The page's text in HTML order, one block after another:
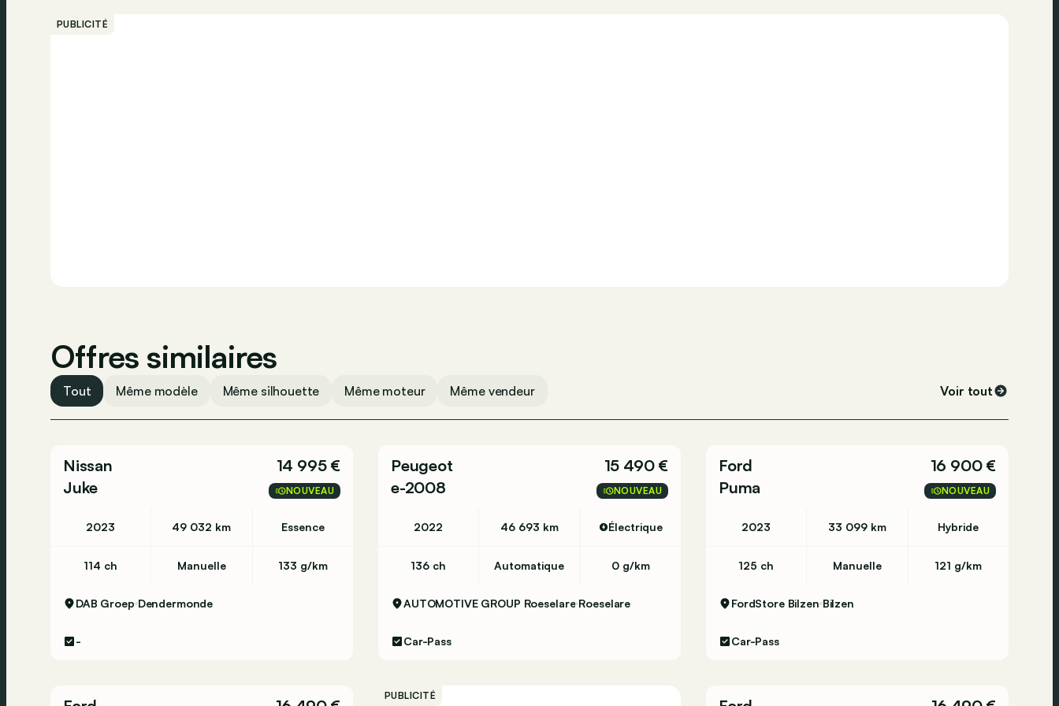
PUBLICITÉ
Offres similaires
Tout Même modèle Même silhouette Même moteur Même vendeur Voir tout
Nissan
Juke
14 995 €
NOUVEAU
2023 49 032 km Essence
114 ch Manuelle 133 g/km
DAB Groep Dendermonde
-
Peugeot
e-2008
15 490 €
NOUVEAU
2022 46 693 km Électrique
136 ch Automatique 0 g/km
AUTOMOTIVE GROUP Roeselare Roeselare
Car-Pass
Ford
Puma
16 900 €
NOUVEAU
2023 33 099 km Hybride
125 ch Manuelle 121 g/km
FordStore Bilzen Bilzen
Car-Pass
PUBLICITÉ